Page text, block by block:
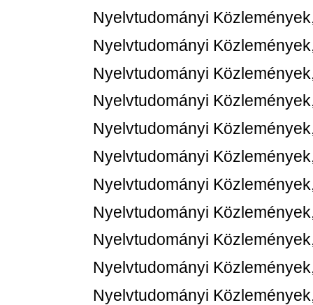
Nyelvtudományi
Nyelvtudományi
Nyelvtudományi
Nyelvtudományi
Nyelvtudományi
Nyelvtudományi
Nyelvtudományi
Nyelvtudományi
Nyelvtudományi
Nyelvtudományi
Nyelvtudományi